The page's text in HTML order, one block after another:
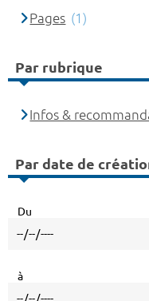
Pages (1)
Par rubrique
Infos &
Par date de
Du
à